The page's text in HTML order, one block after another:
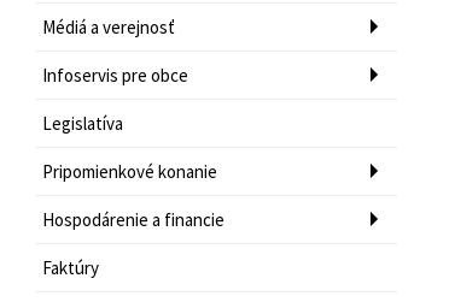
Médiá a verejnosť
Infoservis pre obce
Legislatíva
Pripomienkové konanie
Hospodárenie a financie
Faktúry